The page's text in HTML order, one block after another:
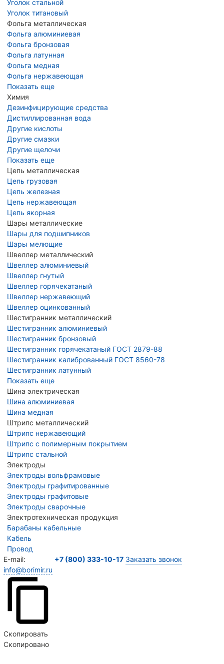
Уголок стальной
Уголок титановый
Фольга металлическая
Фольга алюминиевая
Фольга бронзовая
Фольга латунная
Фольга медная
Фольга нержавеющая
Показать еще
Химия
Дезинфицирующие средства
Дистиллированная вода
Другие кислоты
Другие смазки
Другие щелочи
Показать еще
Цепь металлическая
Цепь грузовая
Цепь железная
Цепь нержавеющая
Цепь якорная
Шары металлические
Шары для подшипников
Шары мелющие
Швеллер металлический
Швеллер алюминиевый
Швеллер гнутый
Швеллер горячекатаный
Швеллер нержавеющий
Швеллер оцинкованный
Шестигранник металлический
Шестигранник алюминиевый
Шестигранник бронзовый
Шестигранник горячекатаный ГОСТ 2879-88
Шестигранник калиброванный ГОСТ 8560-78
Шестигранник латунный
Показать еще
Шина электрическая
Шина алюминиевая
Шина медная
Штрипс металлический
Штрипс нержавеющий
Штрипс с полимерным покрытием
Штрипс стальной
Электроды
Электроды вольфрамовые
Электроды графитированные
Электроды графитовые
Электроды сварочные
Электротехническая продукция
Барабаны кабельные
Кабель
Провод
E-mail:
info@borimir.ru
Скопировать
Скопировано
+7 (800) 333-10-17 Заказать звонок